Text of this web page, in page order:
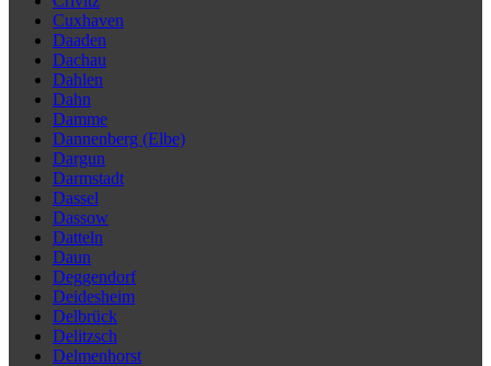
Cuxhaven
Daaden
Dachau
Dahlen
Dahn
Damme
Dannenberg (Elbe)
Dargun
Darmstadt
Dassel
Dassow
Datteln
Daun
Deggendorf
Deidesheim
Delbrück
Delitzsch
Delmenhorst